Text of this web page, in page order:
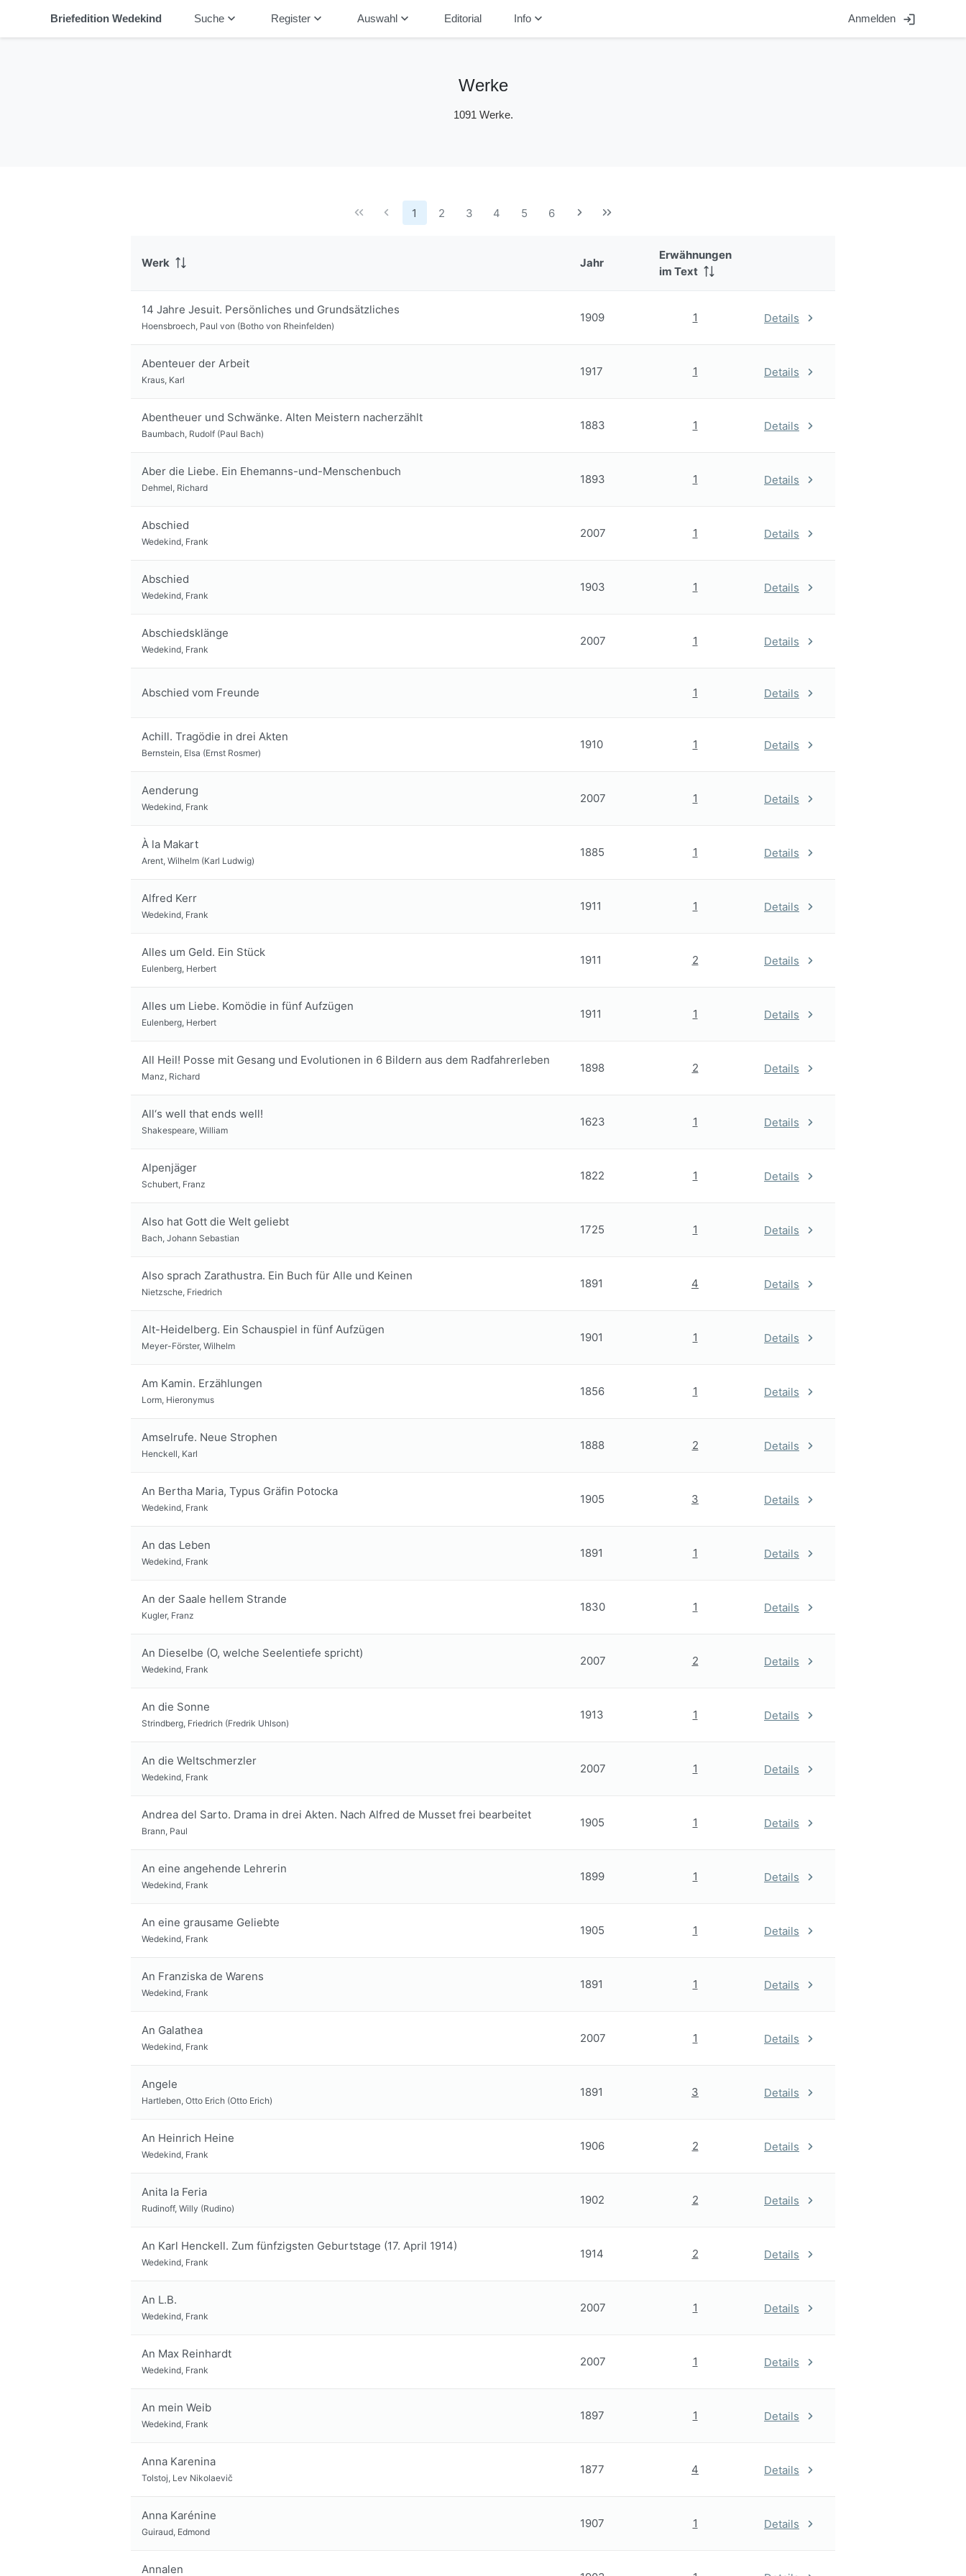
Briefedition Wedekind Suchekeyboard_arrow_down Registerkeyboard_arrow_down Auswahlkeyboard_arrow_down Editorial Infokeyboard_arrow_down Anmelden login
Werke
1091 Werke.
1 2 3 4 5 6
Werk Jahr
Erwähnungen
im Text
14 Jahre Jesuit. Persönliches und Grundsätzliches
Hoensbroech, Paul von (Botho von Rheinfelden)
1909 1 Details
Abenteuer der Arbeit
Kraus, Karl
1917 1 Details
Abentheuer und Schwänke. Alten Meistern nacherzählt
Baumbach, Rudolf (Paul Bach)
1883 1 Details
Aber die Liebe. Ein Ehemanns-und-Menschenbuch
Dehmel, Richard
1893 1 Details
Abschied
Wedekind, Frank
2007 1 Details
Abschied
Wedekind, Frank
1903 1 Details
Abschiedsklänge
Wedekind, Frank
2007 1 Details
Abschied vom Freunde 1 Details
Achill. Tragödie in drei Akten
Bernstein, Elsa (Ernst Rosmer)
1910 1 Details
Aenderung
Wedekind, Frank
2007 1 Details
À la Makart
Arent, Wilhelm (Karl Ludwig)
1885 1 Details
Alfred Kerr
Wedekind, Frank
1911 1 Details
Alles um Geld. Ein Stück
Eulenberg, Herbert
1911 2 Details
Alles um Liebe. Komödie in fünf Aufzügen
Eulenberg, Herbert
1911 1 Details
All Heil! Posse mit Gesang und Evolutionen in 6 Bildern aus dem Radfahrerleben
Manz, Richard
1898 2 Details
All‘s well that ends well!
Shakespeare, William
1623 1 Details
Alpenjäger
Schubert, Franz
1822 1 Details
Also hat Gott die Welt geliebt
Bach, Johann Sebastian
1725 1 Details
Also sprach Zarathustra. Ein Buch für Alle und Keinen
Nietzsche, Friedrich
1891 4 Details
Alt-Heidelberg. Ein Schauspiel in fünf Aufzügen
Meyer-Förster, Wilhelm
1901 1 Details
Am Kamin. Erzählungen
Lorm, Hieronymus
1856 1 Details
Amselrufe. Neue Strophen
Henckell, Karl
1888 2 Details
An Bertha Maria, Typus Gräfin Potocka
Wedekind, Frank
1905 3 Details
An das Leben
Wedekind, Frank
1891 1 Details
An der Saale hellem Strande
Kugler, Franz
1830 1 Details
An Dieselbe (O, welche Seelentiefe spricht)
Wedekind, Frank
2007 2 Details
An die Sonne
Strindberg, Friedrich (Fredrik Uhlson)
1913 1 Details
An die Weltschmerzler
Wedekind, Frank
2007 1 Details
Andrea del Sarto. Drama in drei Akten. Nach Alfred de Musset frei bearbeitet
Brann, Paul
1905 1 Details
An eine angehende Lehrerin
Wedekind, Frank
1899 1 Details
An eine grausame Geliebte
Wedekind, Frank
1905 1 Details
An Franziska de Warens
Wedekind, Frank
1891 1 Details
An Galathea
Wedekind, Frank
2007 1 Details
Angele
Hartleben, Otto Erich (Otto Erich)
1891 3 Details
An Heinrich Heine
Wedekind, Frank
1906 2 Details
Anita la Feria
Rudinoff, Willy (Rudino)
1902 2 Details
An Karl Henckell. Zum fünfzigsten Geburtstage (17. April 1914)
Wedekind, Frank
1914 2 Details
An L.B.
Wedekind, Frank
2007 1 Details
An Max Reinhardt
Wedekind, Frank
2007 1 Details
An mein Weib
Wedekind, Frank
1897 1 Details
Anna Karenina
Tolstoj, Lev Nikolaevič
1877 4 Details
Anna Karénine
Guiraud, Edmond
1907 1 Details
Annalen